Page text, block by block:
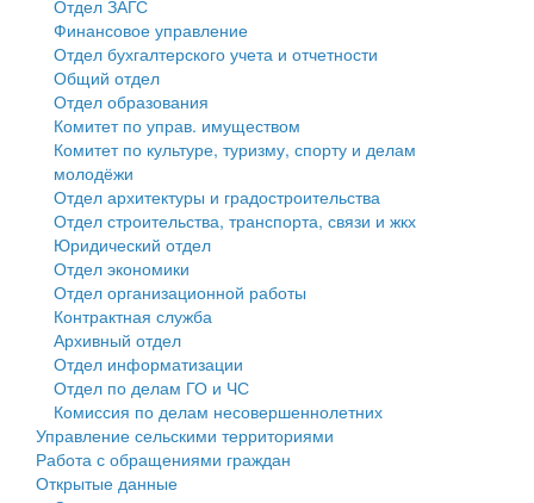
Государственные услуги
Промышленность и АПК
Экономика и бизнес
Символика
Устав
Гостям округа
Туризм
Культура
Образование
Здравоохранение
Социальная защита
Фотоальбом
муниципального округа Тверской области
Администрация Кашинского муниципального округа
Тверской области
Управление сельскими территориями
Открытые данные
Работа с обращениями граждан
Муниципальный контроль
Муниципальные услуги
Проекты административных регламентов
Антимонопольный комплаенс
Финансовое управление
Бюджет для граждан
Имущество
Выявление правообладателей ранее учтенных
объектов недвижимости
Имущественная поддержка субъектов малого и
среднего предпринимательства
Информационная поддержка субъектов малого и
среднего предпринимательства
Муниципальные программы
Отдел ЗАГС
Финансовое управление
Отдел бухгалтерского учета и отчетности
Общий отдел
Отдел образования
Комитет по управ. имуществом
Комитет по культуре, туризму, спорту и делам
молодёжи
Отдел архитектуры и градостроительства
Отдел строительства, транспорта, связи и жкх
Юридический отдел
Отдел экономики
Отдел организационной работы
Контрактная служба
Архивный отдел
Отдел информатизации
Отдел по делам ГО и ЧС
Комиссия по делам несовершеннолетних
Управление сельскими территориями
Работа с обращениями граждан
Открытые данные